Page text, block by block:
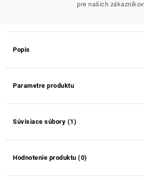
pre našich zákazníkov
Popis
Parametre produktu
Súvisiace súbory (1)
Hodnotenie produktu (0)